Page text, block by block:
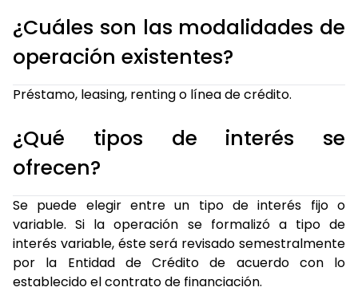
¿Cuáles son las modalidades de
operación existentes?
Préstamo, leasing, renting o línea de crédito.
¿Qué tipos de interés se
ofrecen?
Se puede elegir entre un tipo de interés fijo o
variable. Si la operación se formalizó a tipo de
interés variable, éste será revisado semestralmente
por la Entidad de Crédito de acuerdo con lo
establecido el contrato de financiación.